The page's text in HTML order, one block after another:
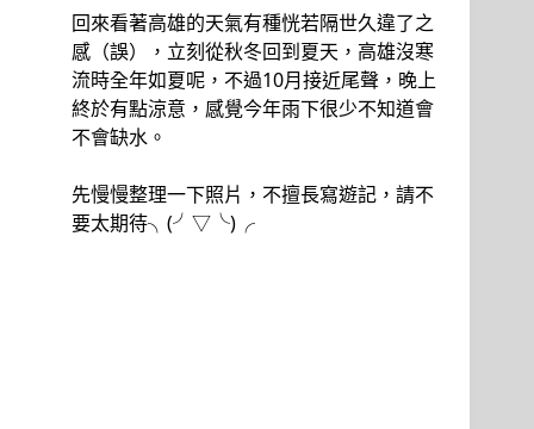
回來看著高雄的天氣有種恍若隔世久違了之
感（誤），立刻從秋冬回到夏天，高雄沒寒
流時全年如夏呢，不過10月接近尾聲，晚上
終於有點涼意，感覺今年雨下很少不知道會
不會缺水。
先慢慢整理一下照片，不擅長寫遊記，請不
要太期待╮(╯▽╰)╭